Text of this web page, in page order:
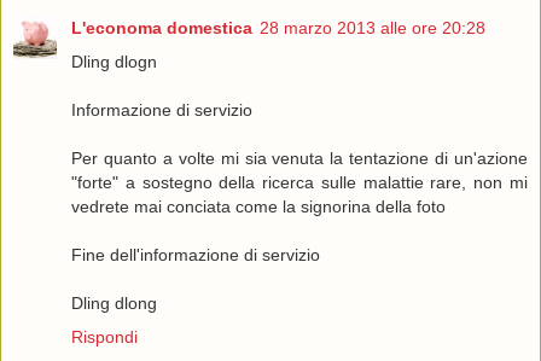
L'economa domestica 28 marzo 2013 alle ore 20:28
Dling dlogn
Informazione di servizio
Per quanto a volte mi sia venuta la tentazione di un'azione
"forte" a sostegno della ricerca sulle malattie rare, non mi
vedrete mai conciata come la signorina della foto
Fine dell'informazione di servizio
Dling dlong
Rispondi